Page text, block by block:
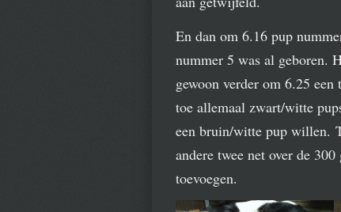
En dan om 6.16 pup
nummer 5 was al geboren.
gewoon verder om 6.25
toe allemaal zwart/witte
een bruin/witte pup willen.
andere twee net over de
toevoegen.